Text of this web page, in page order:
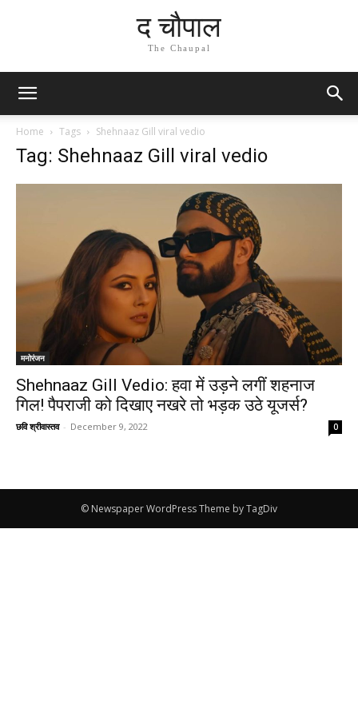
द चौपाल
The Chaupal
Home Tags Shehnaaz Gill viral vedio
Tag: Shehnaaz Gill viral vedio
मनोरंजन
Shehnaaz Gill Vedio: हवा में उड़ने लगीं शहनाज
गिल! पैपराजी को दिखाए नखरे तो भड़क उठे यूजर्स?
छवि श्रीवास्तव - December 9, 2022 0
© Newspaper WordPress Theme by TagDiv